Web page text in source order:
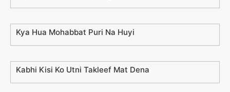
Kya Hua Mohabbat Puri Na Huyi
Kabhi Kisi Ko Utni Takleef Mat Dena